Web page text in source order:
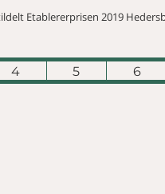
Etablererprisen 2019
4 5 6